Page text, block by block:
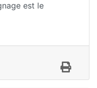
est le